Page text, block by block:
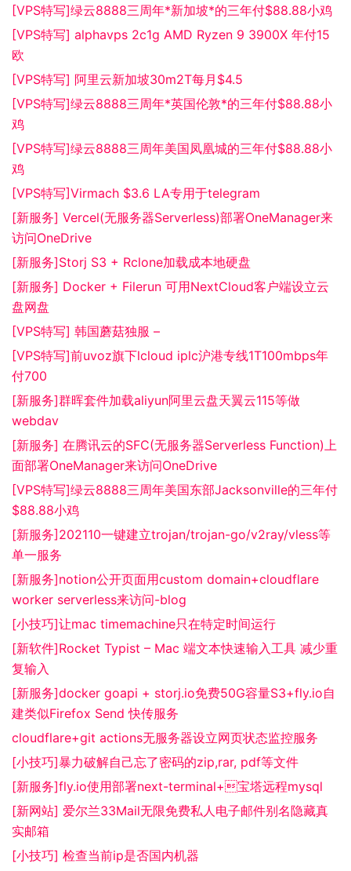
[VPS特写]绿云8888三周年*新加坡*的三年付$88.88小鸡
[VPS特写] alphavps 2c1g AMD Ryzen 9 3900X 年付15
欧
[VPS特写] 阿里云新加坡30m2T每月$4.5
[VPS特写]绿云8888三周年*英国伦敦*的三年付$88.88小
鸡
[VPS特写]绿云8888三周年美国凤凰城的三年付$88.88小
鸡
[VPS特写]Virmach $3.6 LA专用于telegram
[新服务] Vercel(无服务器Serverless)部署OneManager来
访问OneDrive
[新服务]Storj S3 + Rclone加载成本地硬盘
[新服务] Docker + Filerun 可用NextCloud客户端设立云
盘网盘
[VPS特写] 韩国蘑菇独服 –
[VPS特写]前uvoz旗下lcloud iplc沪港专线1T100mbps年
付700
[新服务]群晖套件加载aliyun阿里云盘天翼云115等做
webdav
[新服务] 在腾讯云的SFC(无服务器Serverless Function)上
面部署OneManager来访问OneDrive
[VPS特写]绿云8888三周年美国东部Jacksonville的三年付
$88.88小鸡
[新服务]202110一键建立trojan/trojan-go/v2ray/vless等
单一服务
[新服务]notion公开页面用custom domain+cloudflare
worker serverless来访问-blog
[小技巧]让mac timemachine只在特定时间运行
[新软件]Rocket Typist – Mac 端文本快速输入工具 减少重
复输入
[新服务]docker goapi + storj.io免费50G容量S3+fly.io自
建类似Firefox Send 快传服务
cloudflare+git actions无服务器设立网页状态监控服务
[小技巧]暴力破解自己忘了密码的zip,rar, pdf等文件
[新服务]fly.io使用部署next-terminal+宝塔远程mysql
[新网站] 爱尔兰33Mail无限免费私人电子邮件别名隐藏真
实邮箱
[小技巧] 检查当前ip是否国内机器